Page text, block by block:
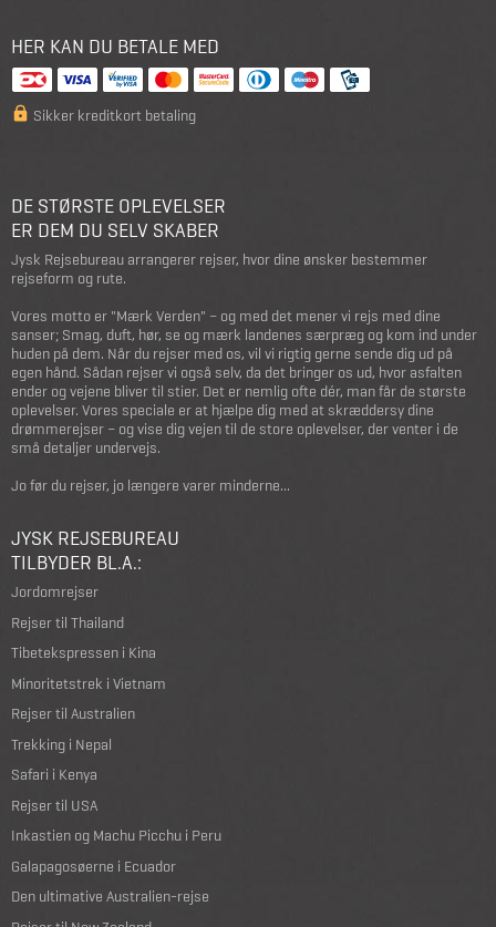
HER KAN DU BETALE MED
Sikker kreditkort betaling
DE STØRSTE OPLEVELSER
ER DEM DU SELV SKABER
Jysk Rejsebureau arrangerer rejser, hvor dine ønsker bestemmer
rejseform og rute.
Vores motto er "Mærk Verden" – og med det mener vi rejs med dine
sanser; Smag, duft, hør, se og mærk landenes særpræg og kom ind under
huden på dem. Når du rejser med os, vil vi rigtig gerne sende dig ud på
egen hånd. Sådan rejser vi også selv, da det bringer os ud, hvor asfalten
ender og vejene bliver til stier. Det er nemlig ofte dér, man får de største
oplevelser. Vores speciale er at hjælpe dig med at skræddersy dine
drømmerejser – og vise dig vejen til de store oplevelser, der venter i de
små detaljer undervejs.
Jo før du rejser, jo længere varer minderne...
JYSK REJSEBUREAU
TILBYDER BL.A.:
Jordomrejser
Rejser til Thailand
Tibetekspressen i Kina
Minoritetstrek i Vietnam
Rejser til Australien
Trekking i Nepal
Safari i Kenya
Rejser til USA
Inkastien og Machu Picchu i Peru
Galapagosøerne i Ecuador
Den ultimative Australien-rejse